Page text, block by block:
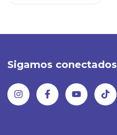
Sigamos conectados